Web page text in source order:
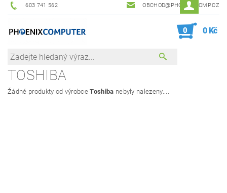
603 741 562 OBCHOD@PHOENIXCOMP.CZ
0 0 Kč
TOSHIBA
Žádné produkty od výrobceToshiba nebyly nalezeny....